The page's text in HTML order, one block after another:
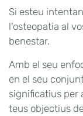
Si esteu
l'osteopatia al
benestar.
Amb el seu
en el seu
significatius per
teus objectius